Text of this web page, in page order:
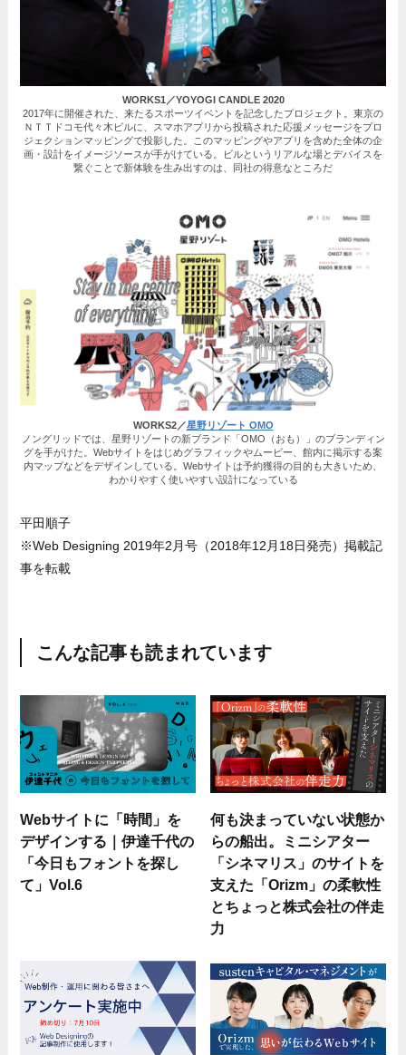
WORKS1／YOYOGI CANDLE 2020
2017年に開催された、来たるスポーツイベントを記念したプロジェクト。東京の
ＮＴＴドコモ代々木ビルに、スマホアプリから投稿された応援メッセージをプロ
ジェクションマッピングで投影した。このマッピングやアプリを含めた全体の企
画・設計をイメージソースが手がけている。ビルというリアルな場とデバイスを
繋ぐことで新体験を生み出すのは、同社の得意なところだ
WORKS2／星野リゾート OMO
ノングリッドでは、星野リゾートの新ブランド「OMO（おも）」のブランディン
グを手がけた。Webサイトをはじめグラフィックやムービー、館内に掲示する案
内マップなどをデザインしている。Webサイトは予約獲得の目的も大きいため、
わかりやすく使いやすい設計になっている
平田順子
※Web Designing 2019年2月号（2018年12月18日発売）掲載記
事を転載
こんな記事も読まれています
Webサイトに「時間」を
デザインする｜伊達千代の
「今日もフォントを探し
て」Vol.6
何も決まっていない状態か
らの船出。ミニシアター
「シネマリス」のサイトを
支えた「Orizm」の柔軟性
とちょっと株式会社の伴走
力